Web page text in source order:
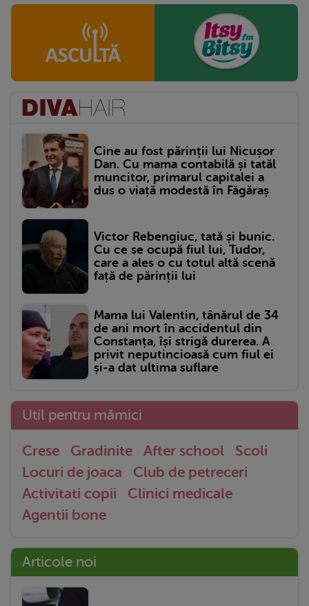
Cine au fost părinții lui Nicușor
Dan. Cu mama contabilă și tatăl
muncitor, primarul capitalei a
dus o viață modestă în Făgăraș
Victor Rebengiuc, tată și bunic.
Cu ce se ocupă fiul lui, Tudor,
care a ales o cu totul altă scenă
față de părinții lui
Mama lui Valentin, tânărul de 34
de ani mort în accidentul din
Constanța, își strigă durerea. A
privit neputincioasă cum fiul ei
și-a dat ultima suflare
Util pentru mămici
Crese Gradinite After school
Scoli
Locuri de joaca
Club de petreceri
Activitati copii
Clinici medicale
Agentii bone
Articole noi